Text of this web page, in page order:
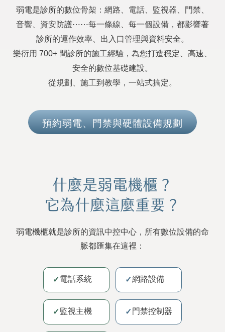
弱電是診所的數位骨架：網路、電話、監視器、門禁、
音響、資安防護⋯⋯每一條線、每一個設備，都影響著
診所的運作效率、出入口管理與資料安全。
樂衍用 700+ 間診所的施工經驗，為您打造穩定、高速、
安全的數位基礎建設。
從規劃、施工到教學，一站式搞定。
預約弱電、門禁與硬體設備規劃
什麼是弱電機櫃？
它為什麼這麼重要？
弱電機櫃就是診所的資訊中控中心，所有數位設備的命
脈都匯集在這裡：
✓電話系統 ✓網路設備
✓監視主機 ✓ 門禁控制器